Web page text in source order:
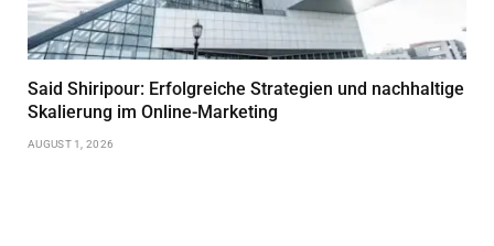
Said Shiripour: Erfolgreiche Strategien und nachhaltige
Skalierung im Online-Marketing
AUGUST 1, 2026